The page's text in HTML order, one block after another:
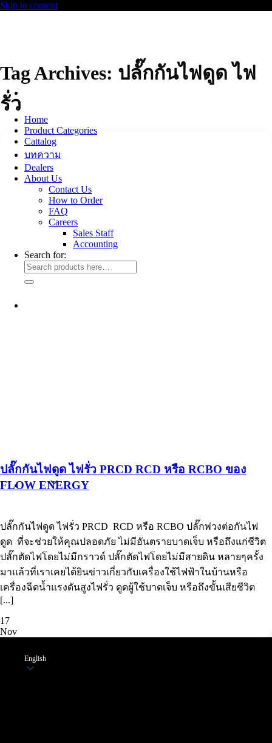
Skip to content
Home
Product Categories
Cattalog
บทความ
Dealers
About Us
Contact Us
How to Order
FAQ
Careers
Sales Staff
Accounting
Search for:
English
English
Tag Archives: ปลั๊กกันไฟดูด ไฟ
รั่ว
ปลั๊กกันไฟดูด ไฟรั่ว PRCD RCD หรือ RCBO ของ
FLOW ENERGY
ปลั๊กกันไฟดูด ไฟรั่ว PRCD RCD หรือ RCBO ปลั๊กพ่วงต่อกันไฟ
ดูด ที่จะช่วยให้คุณปลอดภัย ไม่มีอันตรายบาดเจ็บ หรือถึงแก่ชีวิต
ปลั๊กตัดไฟโดยไม่มีกราวด์ ปลั๊กตัดไฟโดยไม่มีสายดิน หลายๆครั้ง
มาแล้วที่เราเคยได้ยินข่าวเกี่ยวกับเครื่องใช้ไฟฟ้าในบ้านหรือ
เครื่องฉีดน้ำแรงดันสูงไฟรั่ว ดูดผู้ใช้บาดเจ็บ หรือถึงขั้นเสียชีวิต
[...]
17
Nov